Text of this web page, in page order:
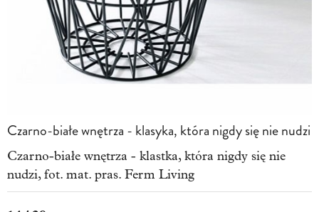
Czarno-białe wnętrza - klasyka, która nigdy się nie nudzi
Czarno-białe wnętrza - klastka, która nigdy się nie
nudzi, fot. mat. pras. Ferm Living